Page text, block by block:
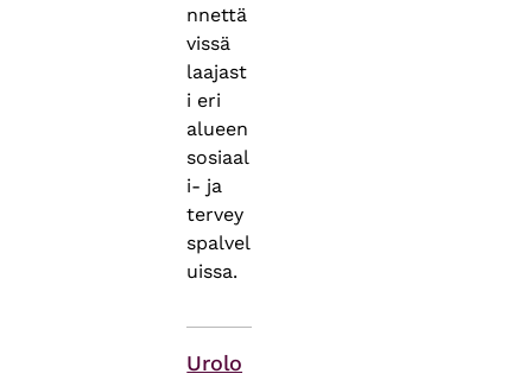
nnettä
vissä
laajast
i eri
alueen
sosiaal
i- ja
tervey
spalvel
uissa.
Urolo